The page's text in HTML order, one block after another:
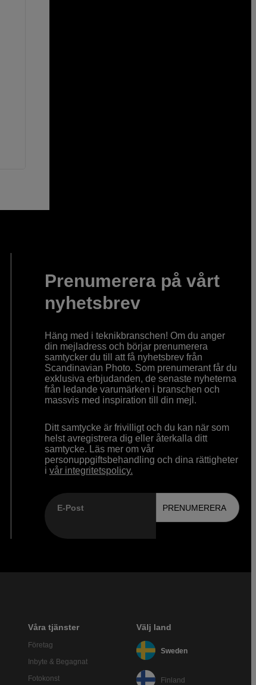
Prenumerera på vårt
nyhetsbrev
Häng med i teknikbranschen! Om du anger
din mejladress och börjar prenumerera
samtycker du till att få nyhetsbrev från
Scandinavian Photo. Som prenumerant får du
exklusiva erbjudanden, de senaste nyheterna
från ledande varumärken i branschen och
massvis med inspiration till din mejl.
Ditt samtycke är frivilligt och du kan när som
helst avregistrera dig eller återkalla ditt
samtycke. Läs mer om vår
personuppgiftsbehandling och dina rättigheter
i vår integritetspolicy.
E-Post PRENUMERERA
Våra tjänster
Företag
Inbyte & Begagnat
Fotokonst
Välj land
Sweden
Finland